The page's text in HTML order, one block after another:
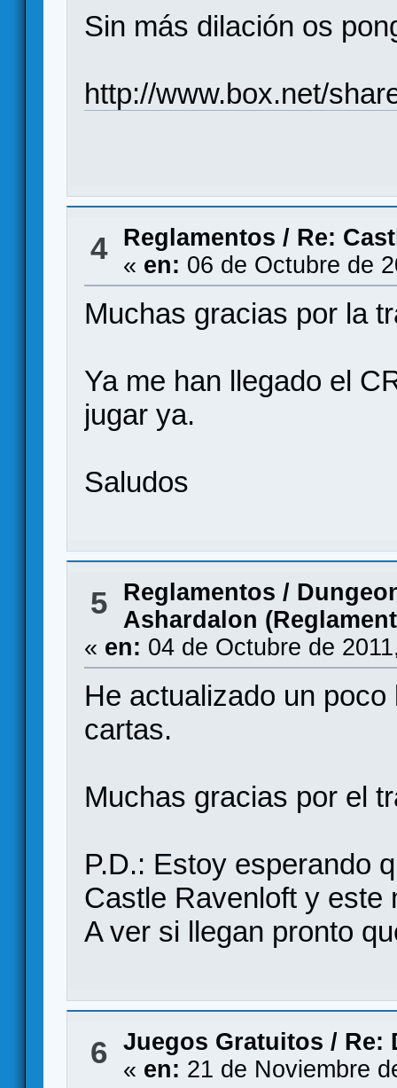
Sin más dilación os
http://www.box.net/
4 Reglamentos / Re:
« en: 06 de Octubre de
Muchas gracias por la
Ya me han llegado el
jugar ya.
Saludos
5 Reglamentos /
Ashardalon
« en: 04 de Octubre de
He actualizado un
cartas.
Muchas gracias por el
P.D.: Estoy esperando
Castle Ravenloft y este
A ver si llegan pronto
6 Juegos Gratuitos / Re:
« en: 21 de Noviembre